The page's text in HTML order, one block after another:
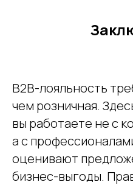
B2B-лояльность
чем розничная.
вы работаете не с
а с
оценивают
бизнес-выгоды.